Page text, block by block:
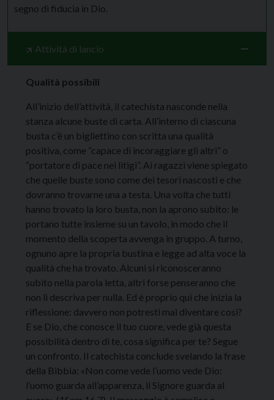
segno di fiducia in Dio.
🛪 Attività di lancio
Qualità possibili
All’inizio dell’attività, il catechista nasconde nella
stanza alcune buste di carta. All’interno di ciascuna
busta c’è un bigliettino con scritta una qualità
positiva, come “capace di incoraggiare gli altri” o
“portatore di pace nei litigi”. Ai ragazzi viene spiegato
che quelle buste sono come dei tesori nascosti e che
dovranno trovarne una a testa. Una volta che tutti
hanno trovato la loro busta, non la aprono subito: le
portano tutte insieme su un tavolo, in modo che il
momento della scoperta avvenga in gruppo. A turno,
ognuno apre la propria bustina e legge ad alta voce la
qualità che ha trovato. Alcuni si riconosceranno
subito nella parola letta, altri forse penseranno che
non li descriva per nulla. Ed è proprio qui che inizia la
riflessione: davvero non potresti mai diventare così?
E se Dio, che conosce il tuo cuore, vede già questa
possibilità dentro di te, cosa significa per te? Segue
un confronto. Il catechista conclude svelando la frase
della Bibbia: «Non come vede l’uomo vede Dio:
l’uomo guarda all’apparenza, il Signore guarda al